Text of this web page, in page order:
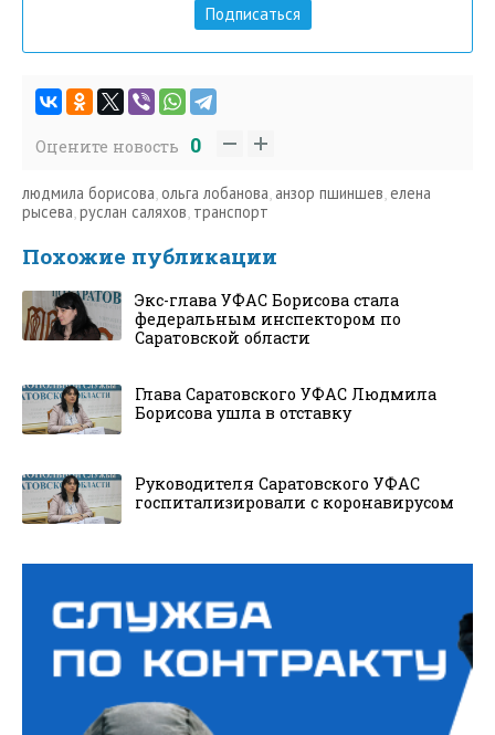
Подписаться
Оцените новость 0
людмила борисова, ольга лобанова, анзор пшиншев, елена
рысева,руслан саляхов, транспорт
Похожие публикации
Экс-глава УФАС Борисова стала
федеральным инспектором по
Саратовской области
Глава Саратовского УФАС Людмила
Борисова ушла в отставку
Руководителя Саратовского УФАС
госпитализировали с коронавирусом